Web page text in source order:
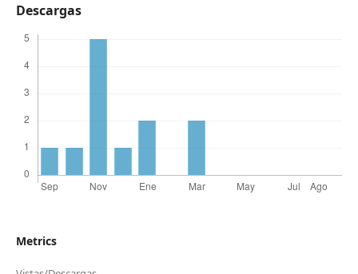
Descargas
Metrics